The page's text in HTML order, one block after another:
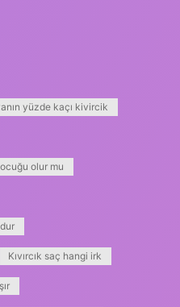
yüzde kaçı kivircik
olur mu
Kıvırcık saç hangi irk